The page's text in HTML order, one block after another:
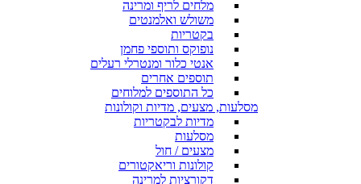
מלחים לריף ומרינה
משולש ואלמנטים
בקטריות
נופוקס ותוספי פחמן
אנטי כלור ומנטרלי רעלים
תוספים אחרים
כל התוספים למלוחים
מסלעות, מצעים, מדיות וקולונות
מדיות לבקטריות
מסלעות
מצעים / חול
קולונות וריאקטורים
דקורציות למרינה